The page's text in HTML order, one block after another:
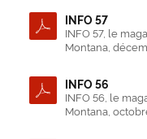
INFO 57
INFO 57, le
Montana,
INFO 56
INFO 56, le
Montana,